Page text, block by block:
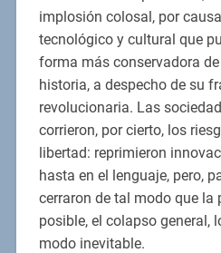
implosión colosal, por
tecnológico y cultural que
forma más conservadora
historia, a despecho de su
revolucionaria. Las
corrieron, por cierto, los
libertad: reprimieron
hasta en el lenguaje, pero,
cerraron de tal modo que la
posible, el colapso general,
modo inevitable.